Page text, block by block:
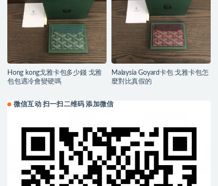
Hong kong戈雅卡包多少錢 戈雅
包包遇冷會變硬嗎
Malaysia Goyard卡包 戈雅卡包怎
麼對比真假的
微信互动 扫一扫二维码 添加微信